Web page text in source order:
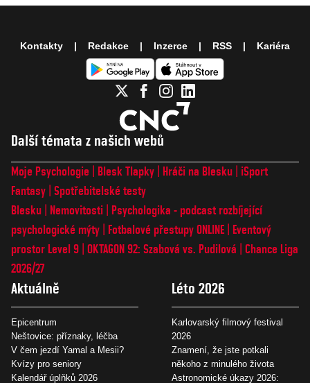
Další témata z našich webů
Moje Psychologie Blesk Tlapky Hráči na Blesku
iSport
Fantasy Spotřebitelské testy
Blesku
Nemovitosti
Psychologika - podcast rozbíjející
psychologické mýty
Fotbalové přestupy ONLINE
Eventový
prostor Level 9 OKTAGON 92: Szabová vs. Pudilová
Chance Liga
2026/27
Aktuálně
Epicentrum
Neštovice: příznaky, léčba
V čem jezdí Yamal a Mesii?
Kvízy pro seniory
Kalendář úplňků 2026
Léto 2026
Karlovarský filmový festival
2026
Znamení, že jste potkali
někoho z minulého života
Astronomické úkazy 2026:
Kontakty Redakce Inzerce RSS Kariéra